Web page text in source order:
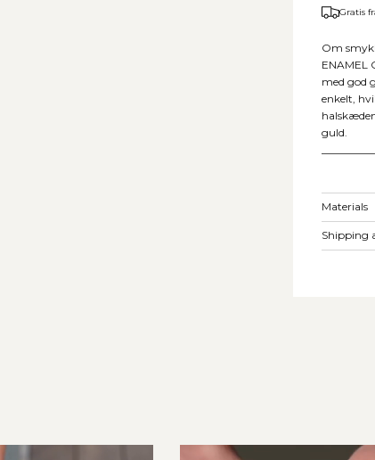
Gratis
Om
ENAMEL
med god
enkelt,
guld.
Materials
Shipping